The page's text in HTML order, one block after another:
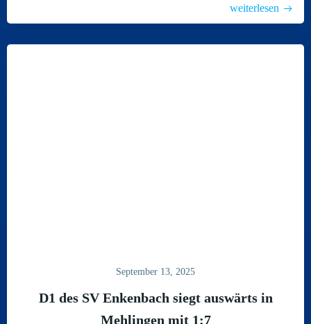
weiterlesen
September 13, 2025
D1 des SV Enkenbach siegt auswärts in
Mehlingen mit 1:7